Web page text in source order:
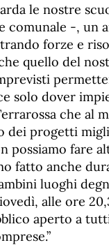
le nostre
comunale -, un
forze e
quello del
solo dover
che al
dei progetti
possiamo fare
fatto anche
luoghi
alle ore
aperto a